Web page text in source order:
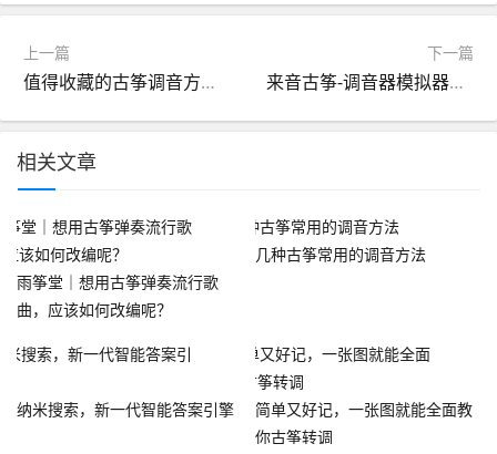
上一篇
值得收藏的古筝调音方法和技巧
下一篇
来音古筝-调音器模拟器弹奏
相关文章
雨筝堂｜想用古筝弹奏流行歌
曲，应该如何改编呢？
几种古筝常用的调音方法
纳米搜索，新一代智能答案引擎
简单又好记，一张图就能全面教
你古筝转调